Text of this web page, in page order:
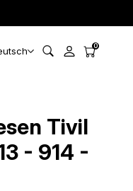
0
Tivil
- 914 -